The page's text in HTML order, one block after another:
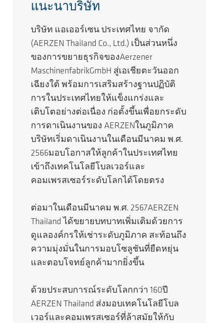
แนะนาบริษัท
บริษัท แอเออร์เซน ประเทศไทย จากัด
(AERZEN Thailand Co., Ltd.) เป็นส่วนหนึ่ง
ของการขยายธุรกิจของAerzener
MaschinenfabrikGmbH สู่เอเชียตะวันออก
เฉียงใต้ พร้อมการเสริมสร้างฐานปฏิบัติ
การในประเทศไทยให้แข็งแกร่งและ
เติบโตอย่างต่อเนื่อง ก่อตั้งขึ้นเพื่อยกระดับ
การดาเนินงานของ AERZENในภูมิภาค
บริษัทเริ่มดาเนินงานในเดือนมีนาคม พ.ศ.
2566มอบโอกาสให้ลูกค้าในประเทศไทย
เข้าถึงเทคโนโลยีโบลเวอร์และ
คอมเพรสเซอร์ระดับโลกได้โดยตรง
ต่อมาในเดือนมีนาคม พ.ศ. 2567AERZEN
Thailand ได้ขยายบทบาทเพิ่มเติมด้วยการ
ดูแลองค์กรให้เช่าระดับภูมิภาค สะท้อนถึง
ความมุ่งมั่นในการมอบโซลูชันที่ยืดหยุ่น
และตอบโจทย์ลูกค้ามากยิ่งขึ้น
ด้วยประสบการณ์ระดับโลกกว่า 160ปี
AERZEN Thailand ส่งมอบเทคโนโลยีโบล
เวอร์และคอมเพรสเซอร์ที่ล้าสมัยให้กับ